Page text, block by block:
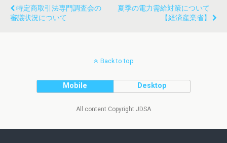
特定商取引法専門調査会の
審議状況について
夏季の電力需給対策について
【経済産業省】
Back to top
Mobile Desktop
All content Copyright JDSA